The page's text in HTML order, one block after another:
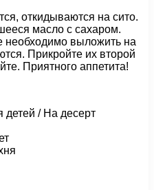
откидываются на сито.
масло с сахаром.
необходимо выложить на
Прикройте их второй
Приятного аппетита!
детей / На десерт